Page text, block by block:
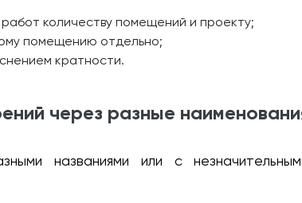
количеству помещений и проекту;
помещению отдельно;
кратности.
через разные
названиями или с